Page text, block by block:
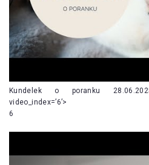
Kundelek o poranku
video_index=’6’>
6